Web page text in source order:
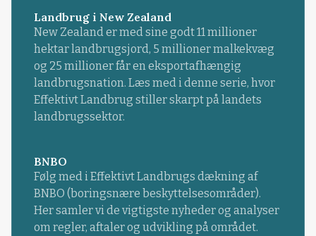
Landbrug i New Zealand
New Zealand er med sine godt 11 millioner
hektar landbrugsjord, 5 millioner malkekvæg
og 25 millioner får en eksportafhængig
landbrugsnation. Læs med i denne serie, hvor
Effektivt Landbrug stiller skarpt på landets
landbrugssektor.
BNBO
Følg med i Effektivt Landbrugs dækning af
BNBO (boringsnære beskyttelsesområder).
Her samler vi de vigtigste nyheder og analyser
om regler, aftaler og udvikling på området.